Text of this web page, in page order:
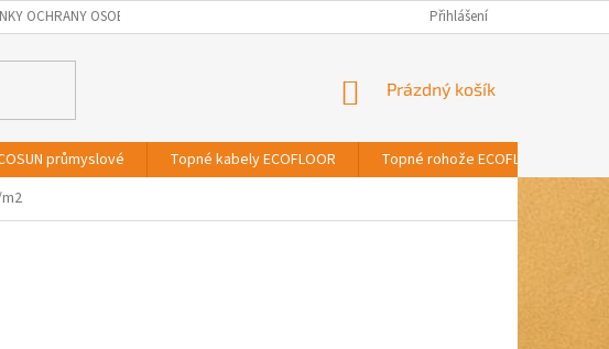
OCHRANY OSOBNÍCH ÚDAJŮ Přihlášení
NÁKUPNÍ
Prázdný košík
průmyslové Topné kabely ECOFLOOR Topné rohože ECOFLOOR